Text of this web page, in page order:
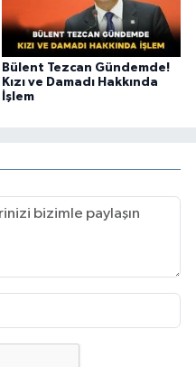
Bülent Tezcan Gündemde!
Kızı ve Damadı Hakkında
İşlem